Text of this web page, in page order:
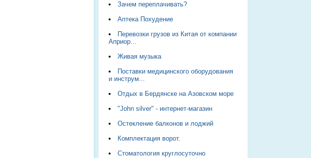
Зачем переплачивать?
Аптека Похудение
Перевозки грузов из Китая от компании
Априор...
Живая музыка
Поставки медицинского оборудования
и инструм...
Отдых в Бердянске на Азовском море
"John silver" - интернет-магазин
Остекление балконов и лоджий
Комплектация ворот.
Стоматология круглосуточно